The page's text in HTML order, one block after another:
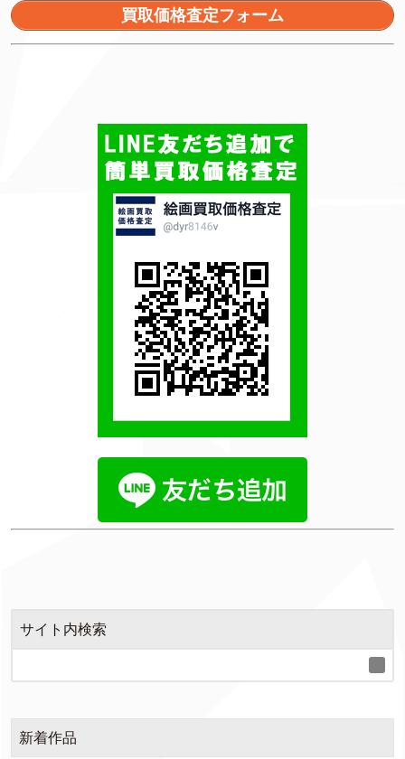
買取価格査定フォーム
サイト内検索
新着作品